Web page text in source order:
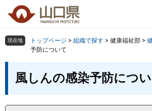
の
頭
。
ー
飛
て
本
組織で探す
検索の仕方 組織で探す サイトマッ
現在地 トップページ > 組織で探す > 健康福祉部 >
予防について
風しんの感染予防につ